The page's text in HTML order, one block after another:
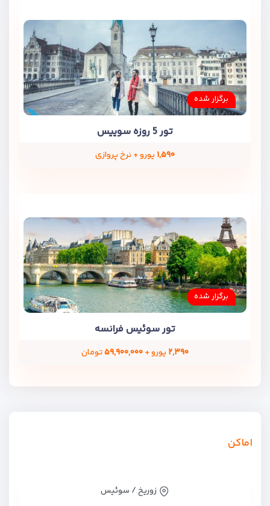
برگزار شده
تور 5 روزه سوییس
۱,۵۹۰ یورو + نرخ پروازی
برگزار شده
تور سوئیس فرانسه
۲,۳۹۰ یورو +۵۹,۹۰۰,۰۰۰تومان
اماکن
زوریخ / سوئیس